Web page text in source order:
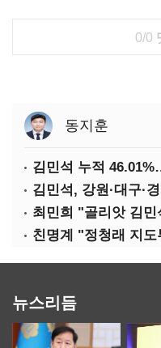
0/0
동지훈
김민석, 강원·대구·
뉴스리듬